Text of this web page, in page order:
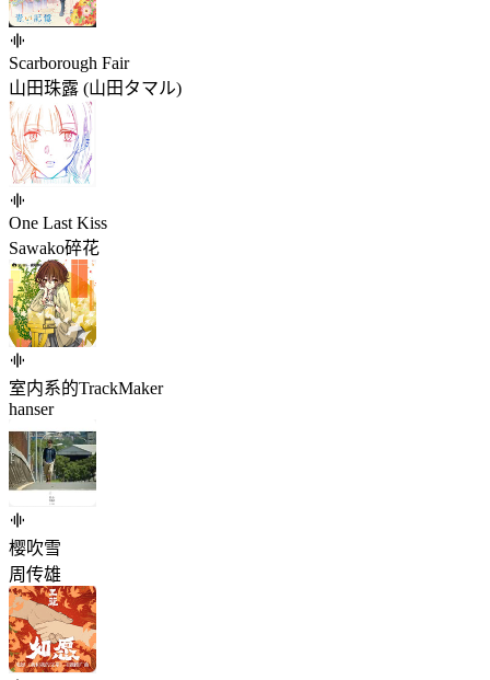
Scarborough Fair
山田珠露 (山田タマル)
One Last Kiss
Sawako碎花
室内系的TrackMaker
hanser
樱吹雪
周传雄